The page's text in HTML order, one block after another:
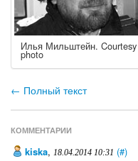
Илья Мильштейн. Courtesy
photo
← Полный текст
КОММЕНТАРИИ
kiska, 18.04.2014 10:31 (#)